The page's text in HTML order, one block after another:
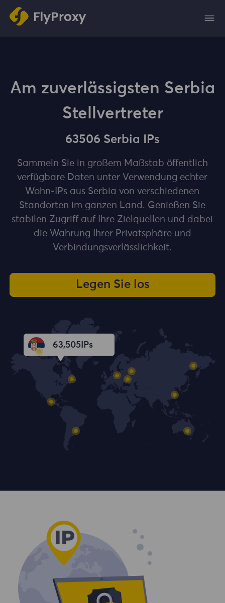
Am zuverlässigsten Serbia
Stellvertreter
63506 Serbia IPs
Sammeln Sie in großem Maßstab öffentlich
verfügbare Daten unter Verwendung echter
Wohn-IPs aus Serbia von verschiedenen
Standorten im ganzen Land. Genießen Sie
stabilen Zugriff auf Ihre Zielquellen und dabei
die Wahrung Ihrer Privatsphäre und
Verbindungsverlässlichkeit.
Legen Sie los
63,506 IPs